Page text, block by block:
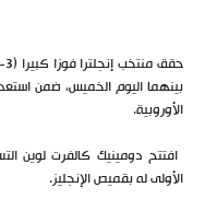
بينهما اليوم الخميس، ضمن
الأوروبية.
الأولى له بقميص الإنجليز.